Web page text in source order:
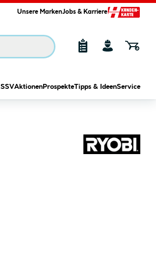
Unsere MarkenJobs & Karriere
SSVAktionen ProspekteTipps & IdeenService